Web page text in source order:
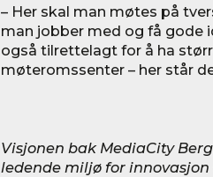
– Her skal man møtes på
man jobber med og få gode
også tilrettelagt for å ha
møteromssenter – her står
Visjonen bak MediaCity
ledende miljø for